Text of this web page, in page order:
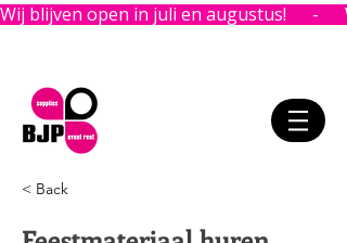
Wij blijven open in juli en augustus!      -
< Back